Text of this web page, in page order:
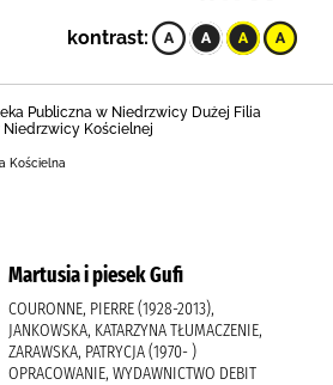
kontrast:
Publiczna w Niedrzwicy Dużej Filia
Niedrzwicy Kościelnej
Kościelna
Martusia i piesek Gufi
COURONNE, PIERRE (1928-2013),
JANKOWSKA, KATARZYNA TŁUMACZENIE,
ZARAWSKA, PATRYCJA (1970- )
OPRACOWANIE, WYDAWNICTWO DEBIT